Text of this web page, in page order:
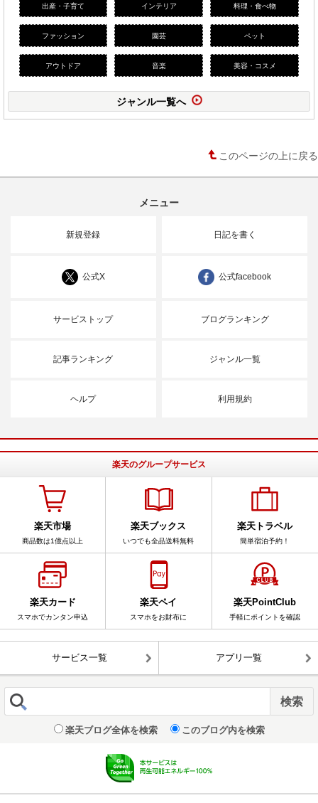
出産・子育て インテリア 料理・食べ物
ファッション 園芸 ペット
アウトドア 音楽 美容・コスメ
ジャンル一覧へ
このページの上に戻る
メニュー
新規登録 日記を書く
公式X 公式facebook
サービストップ ブログランキング
記事ランキング ジャンル一覧
ヘルプ 利用規約
楽天のグループサービス
楽天市場
商品数は1億点以上
楽天ブックス
いつでも全品送料無料
楽天トラベル
簡単宿泊予約！
楽天カード
スマホでカンタン申込
楽天ペイ
スマホをお財布に
楽天PointClub
手軽にポイントを確認
サービス一覧 アプリ一覧
楽天ブログ全体を検索 このブログ内を検索